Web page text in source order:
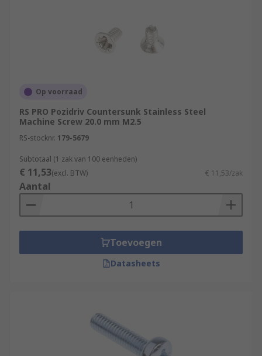
Op voorraad
RS PRO Pozidriv Countersunk Stainless Steel
Machine Screw 20.0 mm M2.5
RS-stocknr. 179-5679
Subtotaal (1 zak van 100 eenheden)
€ 11,53(excl. BTW) € 11,53/zak
Aantal
Toevoegen
Datasheets